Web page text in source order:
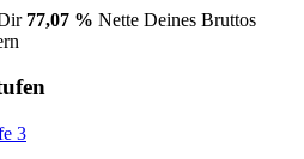
77,07 % Nette Deines Bruttos
3